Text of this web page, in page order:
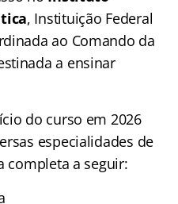
, Instituição Federal
ao Comando da
a ensinar
do curso em 2026
especialidades de
completa a seguir: